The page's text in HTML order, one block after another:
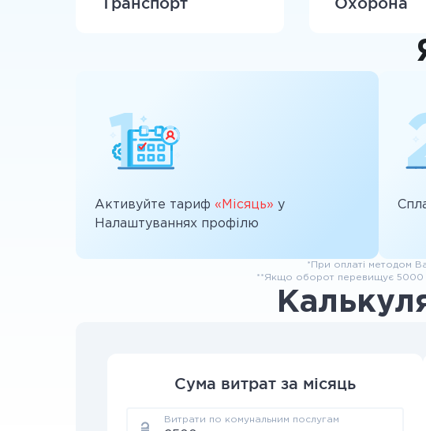
Активуйте тариф «Місяць» у
Налаштуваннях профілю
*При оплаті методом
**Якщо оборот перевищує 5000
Сума витрат за місяць
Витрати по комунальним послугам